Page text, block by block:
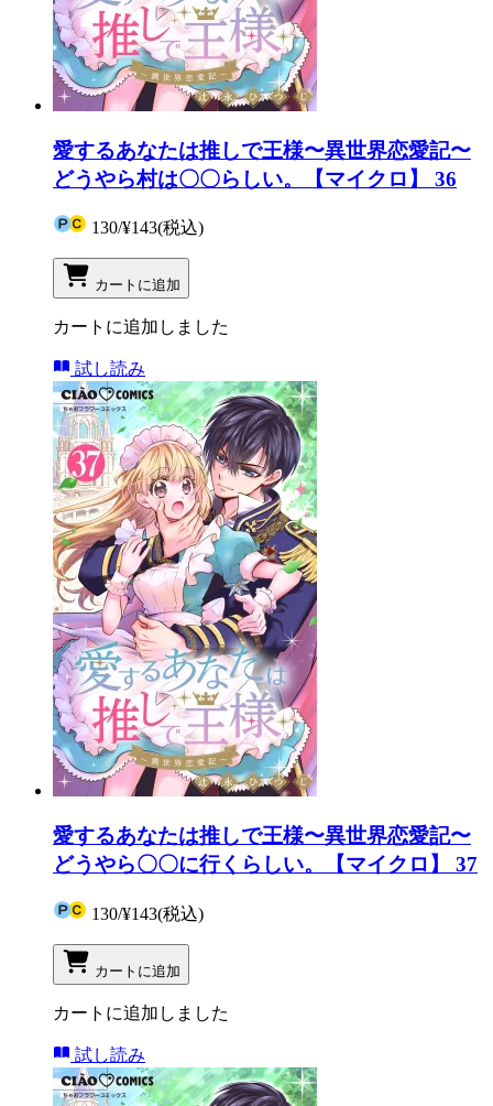
愛するあなたは推しで王様〜異世界恋愛記〜
どうやら村は〇〇らしい。【マイクロ】 36
130/¥143(税込)
カートに追加
カートに追加しました
試し読み
愛するあなたは推しで王様〜異世界恋愛記〜
どうやら〇〇に行くらしい。【マイクロ】 37
130/¥143(税込)
カートに追加
カートに追加しました
試し読み